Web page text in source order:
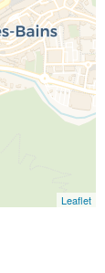
Leaflet